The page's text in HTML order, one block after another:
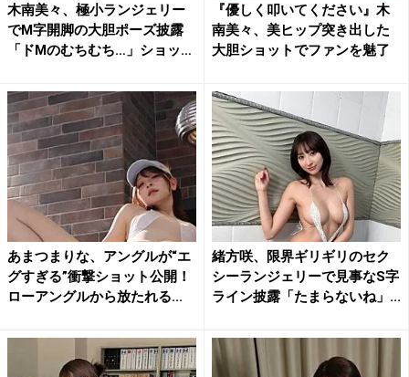
木南美々、極小ランジェリー
でM字開脚の大胆ポーズ披露
「ドMのむちむち…」ショッ
『優しく叩いてください』木
南美々、美ヒップ突き出した
大胆ショットでファンを魅了
あまつまりな、アングルが“エ
グすぎる”衝撃ショット公開！
ローアングルから放たれる...
緒方咲、限界ギリギリのセク
シーランジェリーで見事なS字
ライン披露「たまらないね」...